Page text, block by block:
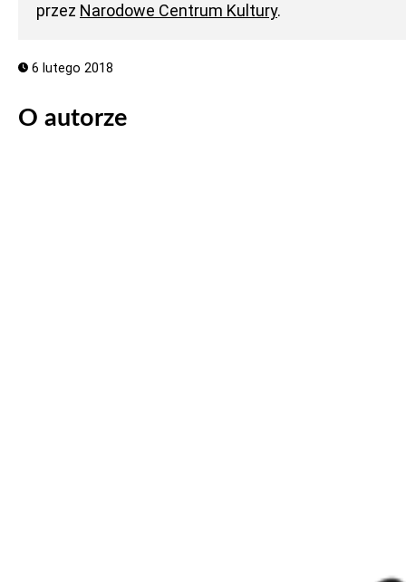
przez Narodowe Centrum Kultury.
6 lutego 2018
O autorze